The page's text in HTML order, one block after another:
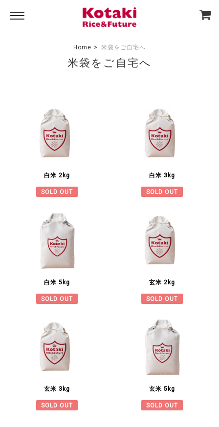
Home 米袋をご自宅へ
米袋をご自宅へ
白米 2kg
SOLD OUT
白米 3kg
SOLD OUT
白米 5kg
SOLD OUT
玄米 2kg
SOLD OUT
玄米 3kg
SOLD OUT
玄米 5kg
SOLD OUT